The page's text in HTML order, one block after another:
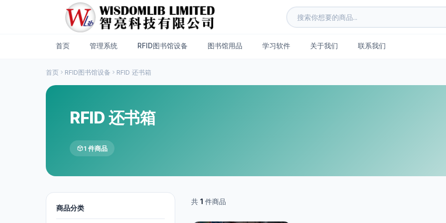
首页 管理系统 RFID图书馆设备 图书馆用品 学习软件 关于我们 联系我们
首页 RFID图书馆设备 RFID 还书箱
RFID 还书箱
1 件商品
商品分类
共 1 件商品